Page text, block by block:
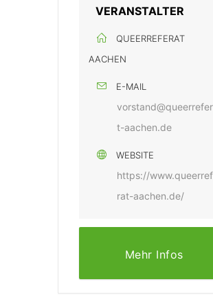
VERANSTALTER
QUEERREFERAT
AACHEN
E-MAIL
t-aachen.de
WEBSITE
https://
rat-aachen.de/
Mehr Infos